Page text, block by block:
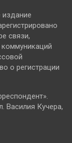
связи,
о регистрации
Василия Кучера,